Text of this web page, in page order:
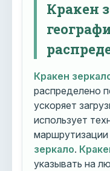
Кракен
Кракен
распределено
ускоряет
использует
зеркало.
указывать на